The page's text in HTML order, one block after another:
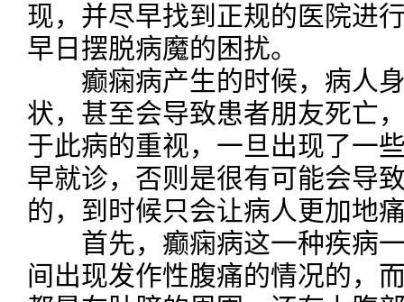
现，并尽早找到正规的医院进
早日摆脱病魔的困扰。
癫痫病产生的时候，病人身
状，甚至会导致患者朋友死亡
于此病的重视，一旦出现了一
早就诊，否则是很有可能会导
的，到时候只会让病人更加地
首先，癫痫病这一种疾病一
间出现发作性腹痛的情况的，